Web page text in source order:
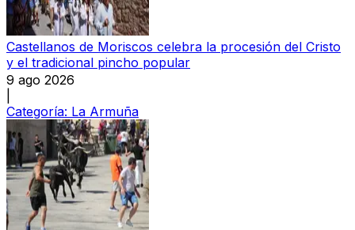
Castellanos de Moriscos celebra la procesión del Cristo
y el tradicional pincho popular
9 ago 2026
Categoría: La Armuña